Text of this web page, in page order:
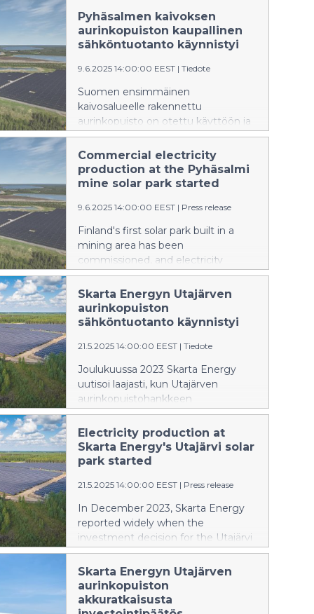
Pyhäsalmen kaivoksen
aurinkopuiston kaupallinen
sähköntuotanto käynnistyi
9.6.2025 14:00:00 EEST | Tiedote
Suomen ensimmäinen
kaivosalueelle rakennettu
aurinkopuisto on otettu käyttöön ja
sähköntuotanto käynnistyi 4.6.2025.
Aurinkopuisto on Skarta Energyn ja
Solarigo Systems Oy:n yhteishanke.
Aurinkopuisto rakennettiin kaivoksen
rikastushiekka-altaalle.
Commercial electricity
production at the Pyhäsalmi
mine solar park started
9.6.2025 14:00:00 EEST | Press release
Finland's first solar park built in a
mining area has been
commissioned, and electricity
production started on 4 June 2025.
The solar park is a joint project of
Skarta Energy and Solarigo Systems
Oy. The solar park was built on the
tailings pond.
Skarta Energyn Utajärven
aurinkopuiston
sähköntuotanto käynnistyi
21.5.2025 14:00:00 EEST | Tiedote
Joulukuussa 2023 Skarta Energy
uutisoi laajasti, kun Utajärven
aurinkopuistohankkeen
investointipäätös julkistettiin.
Voimalaitoksen rakentaminen
aloitettiin alkuvuonna 2024. Nyt
ensimmäiset 51,9 MWp puiston
kantaverkkoon ja sähköntuotanto
on käynnistynyt.
Electricity production at
Skarta Energy's Utajärvi solar
park started
21.5.2025 14:00:00 EEST | Press release
In December 2023, Skarta Energy
reported widely when the
investment decision for the Utajärvi
solar park project was announced.
The construction of the power plant
began in early 2024. The first 51.9
MWp of the park's capacity has now
been connected to Fingrid's
Skarta Energyn Utajärven
aurinkopuiston
akkuratkaisusta